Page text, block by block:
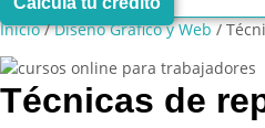
Inicio/Diseño Gráfico y Web/
Técnicas de